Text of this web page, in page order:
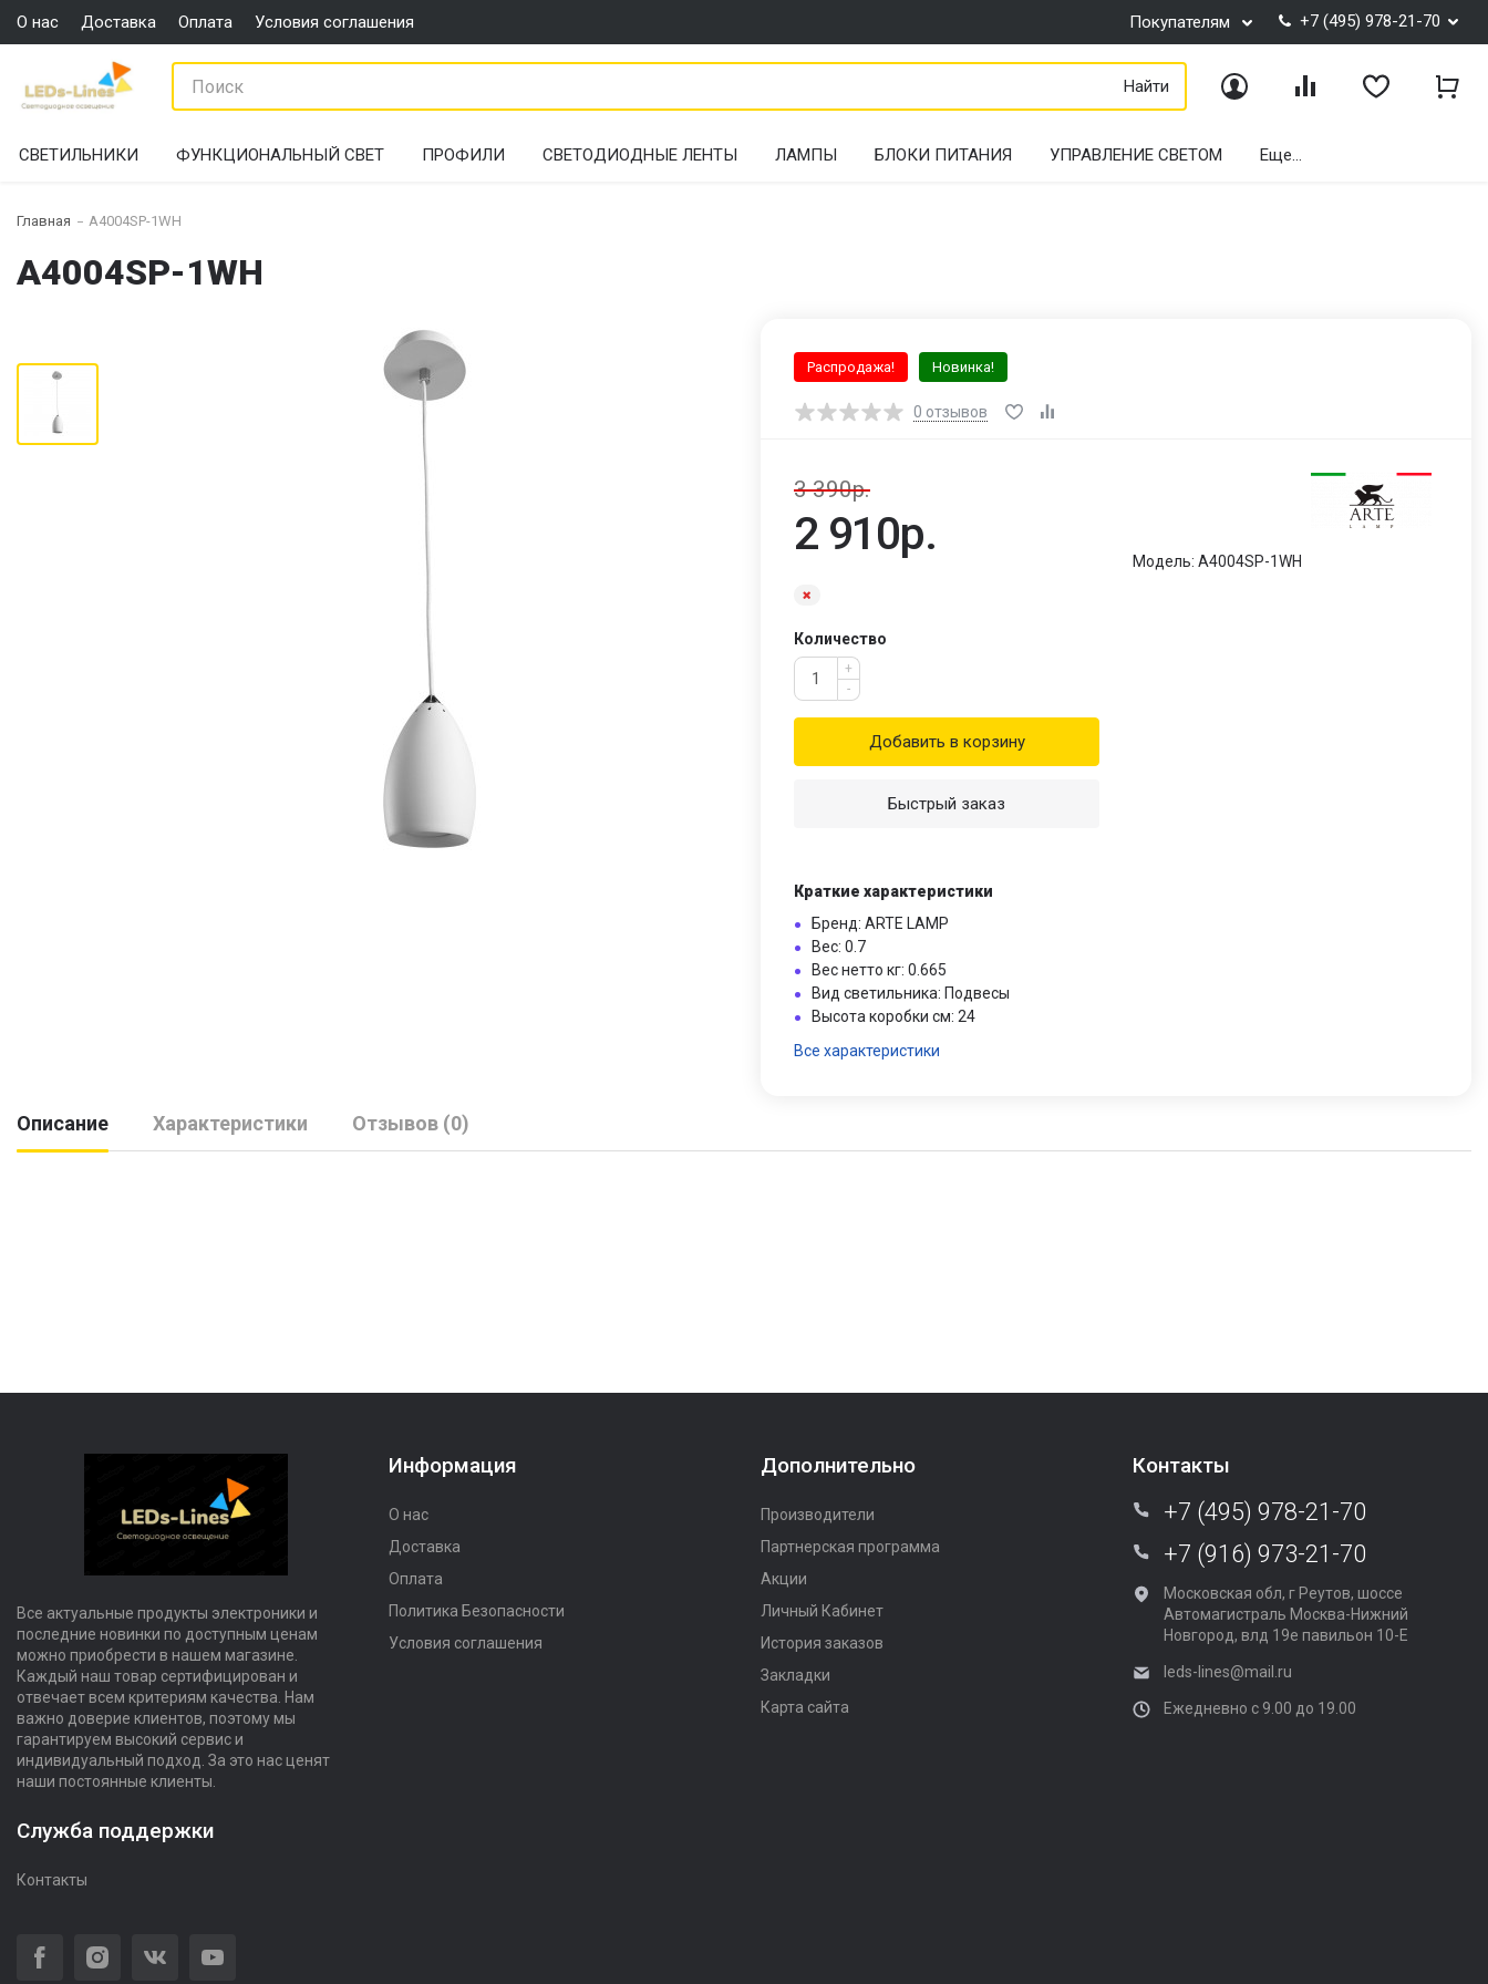
О нас Доставка Оплата Условия соглашения Покупателям +7 (495) 978-21-70
Найти Войти СравнениеИзбранное
СВЕТИЛЬНИКИ ФУНКЦИОНАЛЬНЫЙ СВЕТ ПРОФИЛИ СВЕТОДИОДНЫЕ ЛЕНТЫ ЛАМПЫ БЛОКИ ПИТАНИЯ УПРАВЛЕНИЕ СВЕТОМ Еще...
Главная A4004SP-1WH
A4004SP-1WH
Распродажа! Новинка!
0 отзывов
3 390р.
2 910р.
Количество
+
-
Добавить в корзину
Быстрый заказ
Краткие характеристики
Бренд: ARTE LAMP
Вес: 0.7
Вес нетто кг: 0.665
Вид светильника: Подвесы
Высота коробки см: 24
Все характеристики
Модель: A4004SP-1WH
Описание Характеристики Отзывов (0)
Все актуальные продукты электроники и
последние новинки по доступным ценам
можно приобрести в нашем магазине.
Каждый наш товар сертифицирован и
отвечает всем критериям качества. Нам
важно доверие клиентов, поэтому мы
гарантируем высокий сервис и
индивидуальный подход. За это нас ценят
наши постоянные клиенты.
Служба поддержки
Контакты
Информация
О нас
Доставка
Оплата
Политика Безопасности
Условия соглашения
Дополнительно
Производители
Партнерская программа
Акции
Личный Кабинет
История заказов
Закладки
Карта сайта
Контакты
+7 (495) 978-21-70
+7 (916) 973-21-70
Московская обл, г Реутов, шоссе
Автомагистраль Москва-Нижний
Новгород, влд 19е павильон 10-Е
leds-lines@mail.ru
Ежедневно с 9.00 до 19.00